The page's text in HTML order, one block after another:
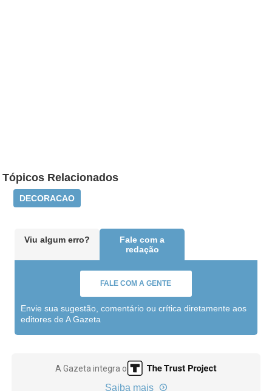
Tópicos Relacionados
DECORACAO
Viu algum erro?
Fale com a
redação
FALE COM A GENTE
Envie sua sugestão, comentário ou crítica diretamente aos
editores de A Gazeta
A Gazeta integra o
Saiba mais